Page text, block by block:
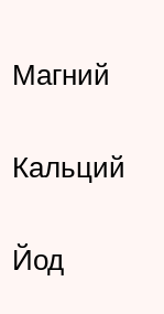
Магний
Кальций
Йод